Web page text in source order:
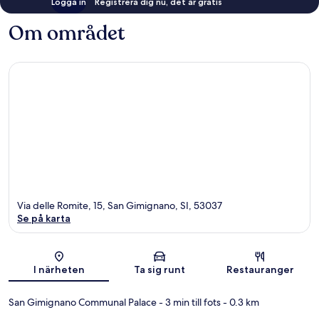
Om området
Karta
Via delle Romite, 15, San Gimignano, SI, 53037
Se på karta
I närheten Ta sig runt Restauranger
San Gimignano Communal Palace- 3 min till fots- 0.3 km